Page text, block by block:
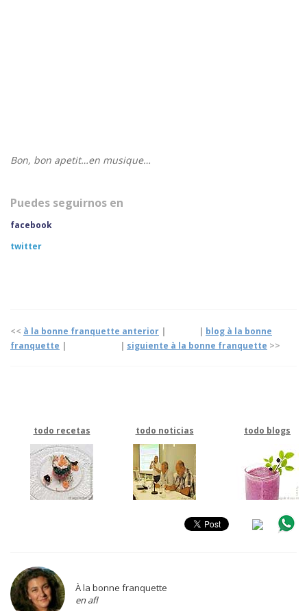
Bon, bon apetit…en musique…
Puedes seguirnos en
facebook
twitter
<< à la bonne franquette anterior | | blog à la bonne
franquette | | siguiente à la bonne franquette >>
todo recetas todo noticias todo blogs
À la bonne franquette
en afl